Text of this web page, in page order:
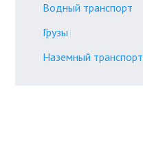
Водный транспорт
Грузы
Наземный транспорт